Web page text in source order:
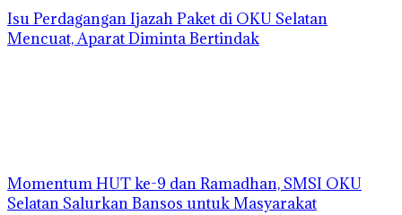
Isu Perdagangan Ijazah Paket di OKU Selatan
Mencuat, Aparat Diminta Bertindak
Momentum HUT ke-9 dan Ramadhan, SMSI OKU
Selatan Salurkan Bansos untuk Masyarakat